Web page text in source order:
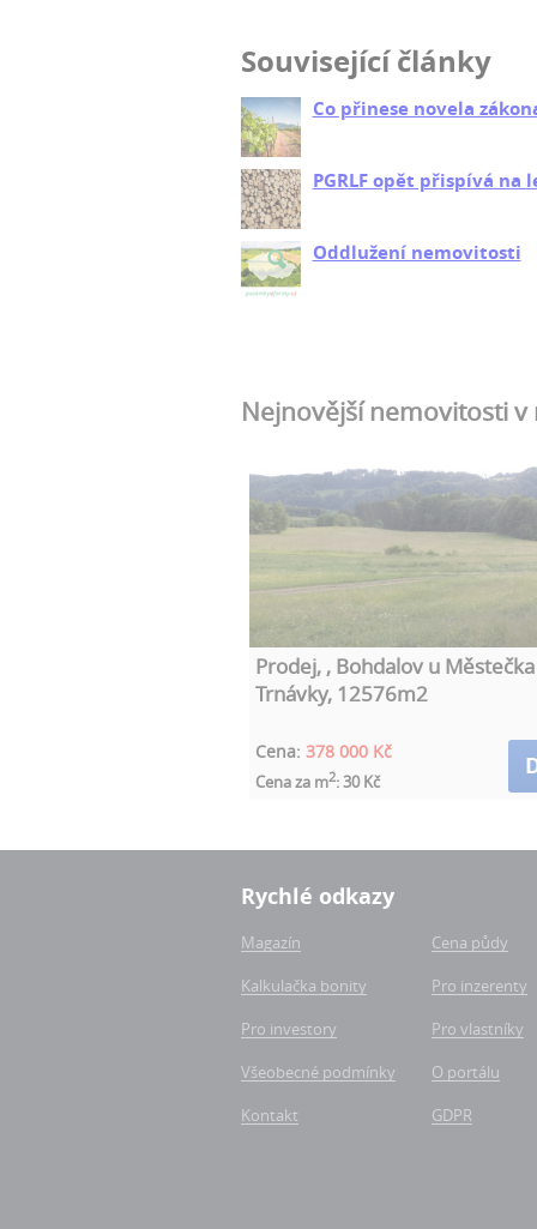
Související články
Co přinese novela
PGRLF opět přispívá na
Oddlužení nemovitosti
Nejnovější nemovitosti v
Prodej, , Bohdalov u Městečka
Trnávky, 12576m2
Cena: 378 000 Kč
Cena za m2: 30 Kč
Rychlé odkazy
Magazín
Cena půdy
Kalkulačka bonity
Pro inzerenty
Pro investory
Pro vlastníky
Všeobecné podmínky
O portálu
Kontakt
GDPR